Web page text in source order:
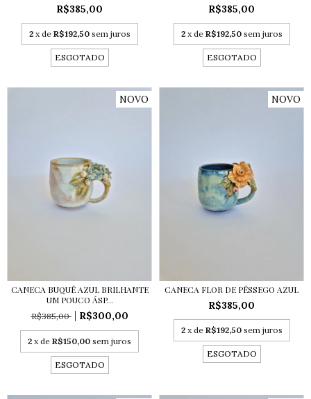
R$385,00
2 x de R$192,50 sem juros
ESGOTADO
R$385,00
2 x de R$192,50 sem juros
ESGOTADO
NOVO
CANECA BUQUÊ AZUL BRILHANTE
UM POUCO ÁSP...
R$385,00 R$300,00
2 x de R$150,00 sem juros
ESGOTADO
NOVO
CANECA FLOR DE PÊSSEGO AZUL
R$385,00
2 x de R$192,50 sem juros
ESGOTADO